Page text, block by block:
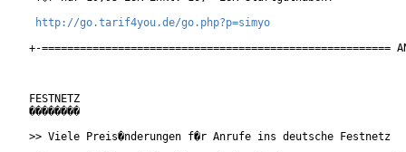
http://go.tarif4you.de/go.php?p=simyo
+-=======================================================
FESTNETZ
��������
>> Viele Preis�nderungen f�r Anrufe ins deutsche Festnetz